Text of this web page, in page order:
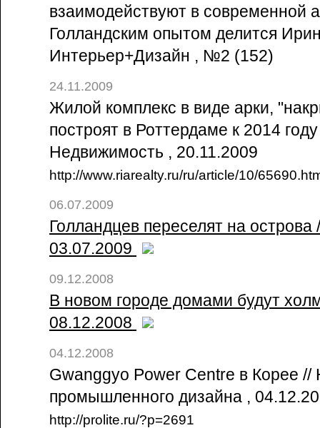
взаимодействуют в современной
Голландским опытом делится
Интерьер+Дизайн , №2 (152)
24.11.2009
Жилой комплекс в виде арки,
построят в Роттердаме к 2014
Недвижимость , 20.11.2009
http://www.riarealty.ru/ru/article/10/
06.07.2009
Голландцев переселят на острова
03.07.2009
09.12.2008
В новом городе домами будут
08.12.2008
04.12.2008
Gwanggyo Power Centre в Корее //
промышленного дизайна ,
http://prolite.ru/?p=2691